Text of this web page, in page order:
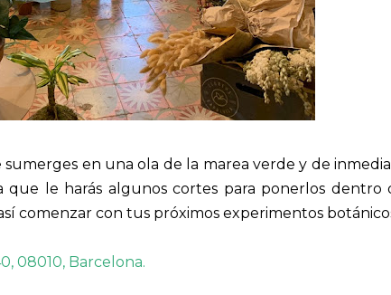
en una ola de la marea verde y de
que le harás algunos cortes para ponerlos dentro
comenzar con tus próximos experimentos
08010, Barcelona.